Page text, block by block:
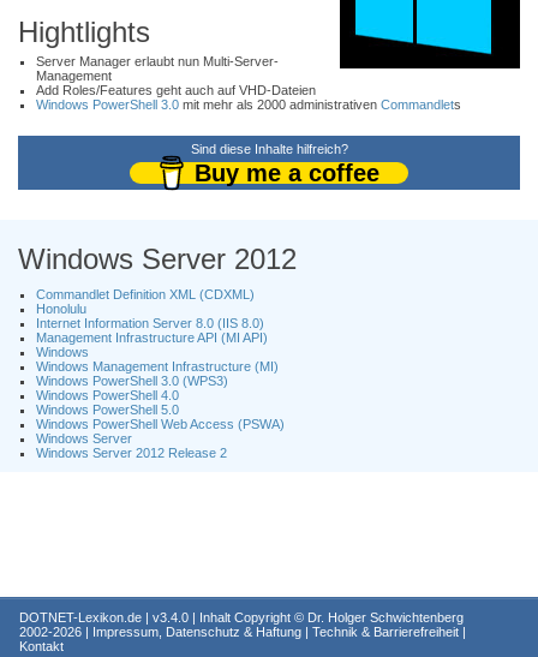
Hightlights
Server Manager erlaubt nun Multi-Server-
Management
Add Roles/Features geht auch auf VHD-Dateien
Windows PowerShell 3.0 mit mehr als 2000 administrativen Commandlets
Sind diese Inhalte hilfreich?
Buy me a coffee
Windows Server 2012
Commandlet Definition XML (CDXML)
Honolulu
Internet Information Server 8.0 (IIS 8.0)
Management Infrastructure API (MI API)
Windows
Windows Management Infrastructure (MI)
Windows PowerShell 3.0 (WPS3)
Windows PowerShell 4.0
Windows PowerShell 5.0
Windows PowerShell Web Access (PSWA)
Windows Server
Windows Server 2012 Release 2
DOTNET-Lexikon.de | v3.4.0 | Inhalt Copyright © Dr. Holger Schwichtenberg
2002-2026 | Impressum, Datenschutz & Haftung | Technik & Barrierefreiheit |
Kontakt